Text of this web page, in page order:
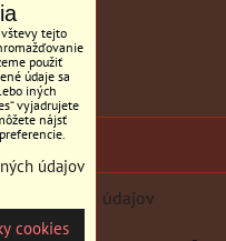
osobných údajov
tejto
použiť
údaje sa
iných
vyjadrujete
nájsť
údajov
cookies